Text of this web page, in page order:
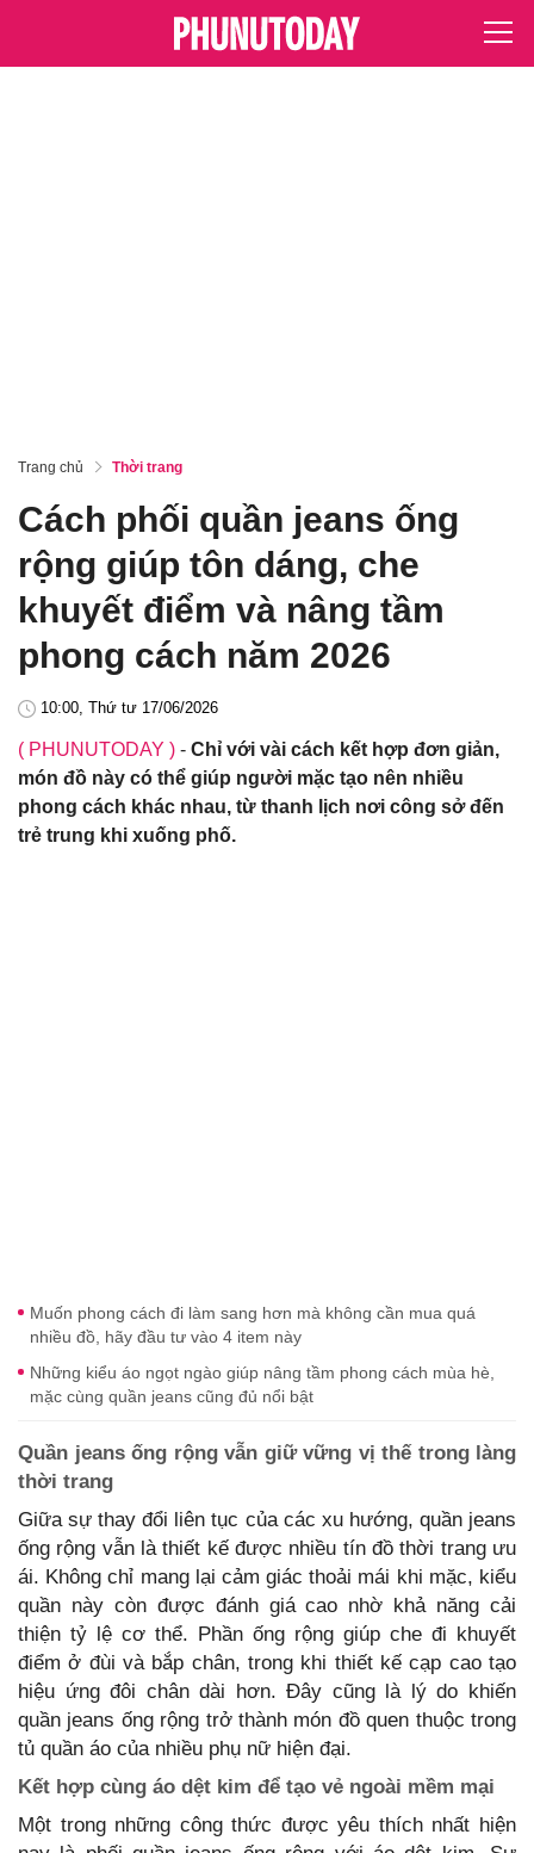
Trang chủ Thời trang
Cách phối quần jeans ống
rộng giúp tôn dáng, che
khuyết điểm và nâng tầm
phong cách năm 2026
10:00, Thứ tư 17/06/2026
( PHUNUTODAY ) - Chỉ với vài cách kết hợp đơn giản,
món đồ này có thể giúp người mặc tạo nên nhiều
phong cách khác nhau, từ thanh lịch nơi công sở đến
trẻ trung khi xuống phố.
Muốn phong cách đi làm sang hơn mà không cần mua quá
nhiều đồ, hãy đầu tư vào 4 item này
Những kiểu áo ngọt ngào giúp nâng tầm phong cách mùa hè,
mặc cùng quần jeans cũng đủ nổi bật
Quần jeans ống rộng vẫn giữ vững vị thế trong làng
thời trang
Giữa sự thay đổi liên tục của các xu hướng, quần jeans
ống rộng vẫn là thiết kế được nhiều tín đồ thời trang ưu
ái. Không chỉ mang lại cảm giác thoải mái khi mặc, kiểu
quần này còn được đánh giá cao nhờ khả năng cải
thiện tỷ lệ cơ thể. Phần ống rộng giúp che đi khuyết
điểm ở đùi và bắp chân, trong khi thiết kế cạp cao tạo
hiệu ứng đôi chân dài hơn. Đây cũng là lý do khiến
quần jeans ống rộng trở thành món đồ quen thuộc trong
tủ quần áo của nhiều phụ nữ hiện đại.
Kết hợp cùng áo dệt kim để tạo vẻ ngoài mềm mại
Một trong những công thức được yêu thích nhất hiện